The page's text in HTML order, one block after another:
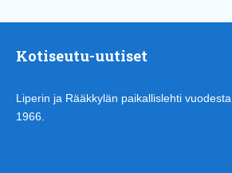
Kotiseutu-uutiset
Liperin ja Rääkkylän paikallislehti vuodesta
1966.